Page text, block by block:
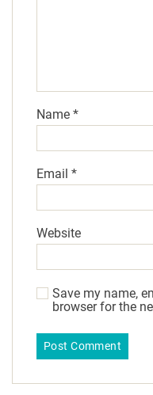
Name *
Email *
Website
Save my name,
browser for the